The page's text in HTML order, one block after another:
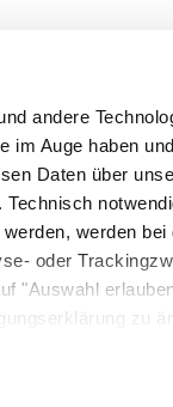
andere
im Auge haben
Daten über
werden bei
oder
"Auswahl
zu